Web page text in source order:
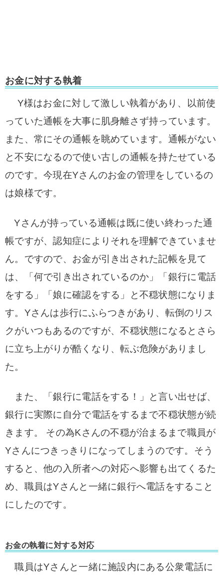
お金に対する執着
Y様はお金に対して激しい執着があり、以前使
っていた通帳を大事に肌身離さず持っています。
また、常にその通帳を眺めています。通帳がない
と不安になるので使い古しの通帳を持たせている
のです。今現在Yさんのお金の管理をしているの
は娘様です。
Yさんが持っている通帳は既に使い終わった通
帳ですが、認知症によりそれを理解できていませ
ん。ですので、お金が引き出された記帳を見て
は、「何で引き出されているのか」「銀行に電話
をする」「娘に確認をする」と不穏状態になりま
す。Yさんは歩行にふらつきがあり、転倒のリス
クがいつもあるのですが、不穏状態になるとさら
に立ち上がりが酷くなり、転ぶ危険がありまし
た。
また、「銀行に電話をする！」と言い出せば、
銀行に実際に自分で電話をするまで不穏状態が続
きます。 その為Kさんの不穏が治まるまで職員が
Yさんにつきっきりになってしまうのです。そう
すると、他の入所者への対応へ影響も出てくるた
め、職員はYさんと一緒に銀行へ電話をすること
にしたのです。
お金の執着に対する対応
職員はYさんと一緒に施設内にある公衆電話に